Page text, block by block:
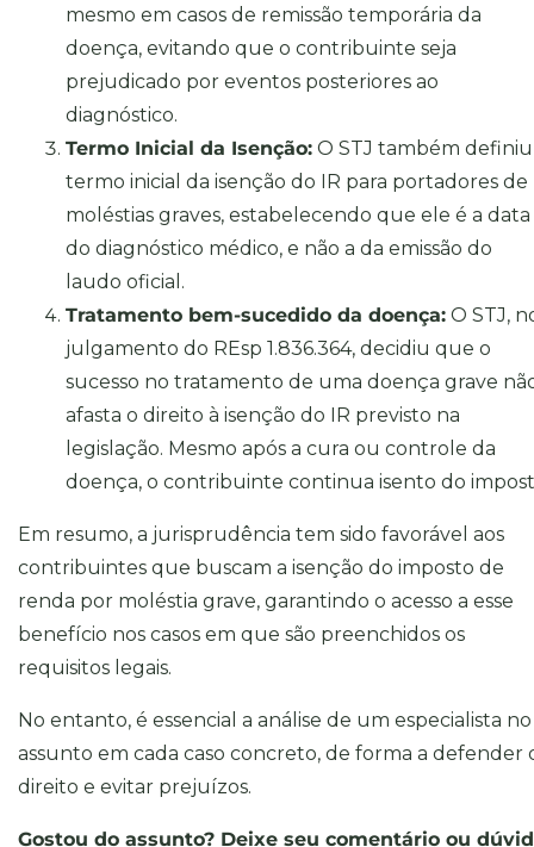
mesmo em casos de remissão temporária da
doença, evitando que o contribuinte seja
prejudicado por eventos posteriores ao
diagnóstico.
Termo Inicial da Isenção: O STJ também
termo inicial da isenção do IR para portadores de
moléstias graves, estabelecendo que ele é a data
do diagnóstico médico, e não a da emissão do
laudo oficial.
Tratamento bem-sucedido da doença: O STJ,
julgamento do REsp 1.836.364, decidiu que o
sucesso no tratamento de uma doença grave
afasta o direito à isenção do IR previsto na
legislação. Mesmo após a cura ou controle da
doença, o contribuinte continua isento do
Em resumo, a jurisprudência tem sido favorável aos
contribuintes que buscam a isenção do imposto de
renda por moléstia grave, garantindo o acesso a esse
benefício nos casos em que são preenchidos os
requisitos legais.
No entanto, é essencial a análise de um especialista no
assunto em cada caso concreto, de forma a defender
direito e evitar prejuízos.
Gostou do assunto? Deixe seu comentário ou